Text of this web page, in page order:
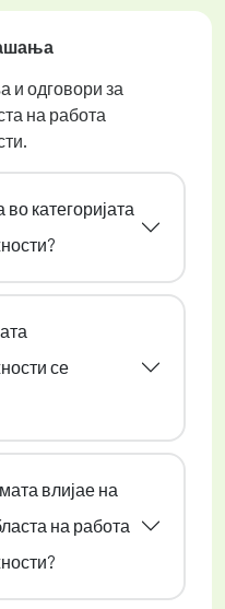
и одговори за
на работа
категоријата
се
влијае на
на работа